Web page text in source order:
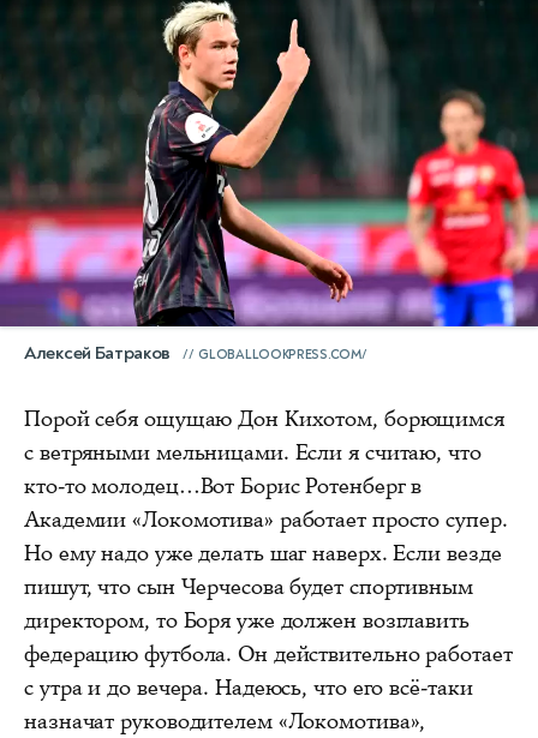
Алексей Батраков GLOBALLOOKPRESS.COM/
Порой себя ощущаю Дон Кихотом, борющимся
с ветряными мельницами. Если я считаю, что
кто-то молодец…Вот Борис Ротенберг в
Академии «Локомотива» работает просто супер.
Но ему надо уже делать шаг наверх. Если везде
пишут, что сын Черчесова будет спортивным
директором, то Боря уже должен возглавить
федерацию футбола. Он действительно работает
с утра и до вечера. Надеюсь, что его всё-таки
назначат руководителем «Локомотива»,